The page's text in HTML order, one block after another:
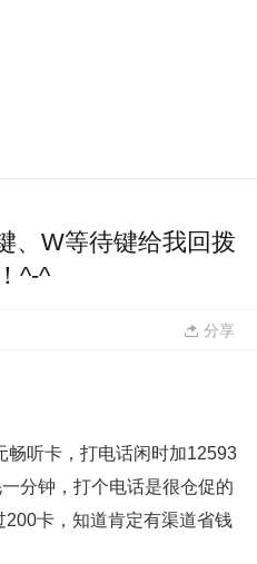
、W等待键给我回拨
^-^
分享
畅听卡，打电话闲时加12593
分钟，打个电话是很仓促的
卡，知道肯定有渠道省钱